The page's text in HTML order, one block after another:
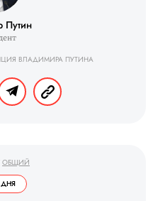
Путин
ВЛАДИМИРА ПУТИНА
ОБЩИЙ